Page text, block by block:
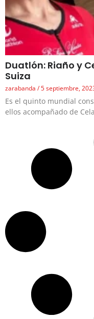
Duatlón: Riaño y
Suiza
zarabanda 5 septiembre,
Es el quinto mundial
ellos acompañado de